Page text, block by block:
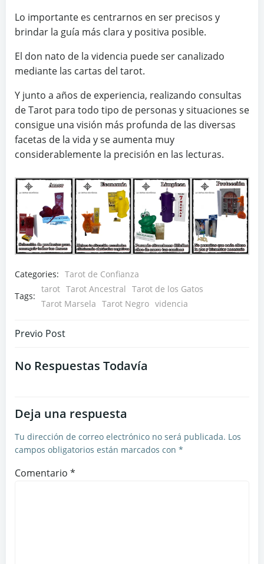
Lo importante es centrarnos en ser precisos y
brindar la guía más clara y positiva posible.
El don nato de la videncia puede ser canalizado
mediante las cartas del tarot.
Y junto a años de experiencia, realizando consultas
de Tarot para todo tipo de personas y situaciones se
consigue una visión más profunda de las diversas
facetas de la vida y se aumenta muy
considerablemente la precisión en las lecturas.
Categories: Tarot de Confianza
Tags:
tarot Tarot Ancestral Tarot de los Gatos
Tarot Marsela Tarot Negro videncia
Navegación
por
entradas
Previo Post
No Respuestas Todavía
Deja una respuesta
Tu dirección de correo electrónico no será publicada. Los
campos obligatorios están marcados con *
Comentario *